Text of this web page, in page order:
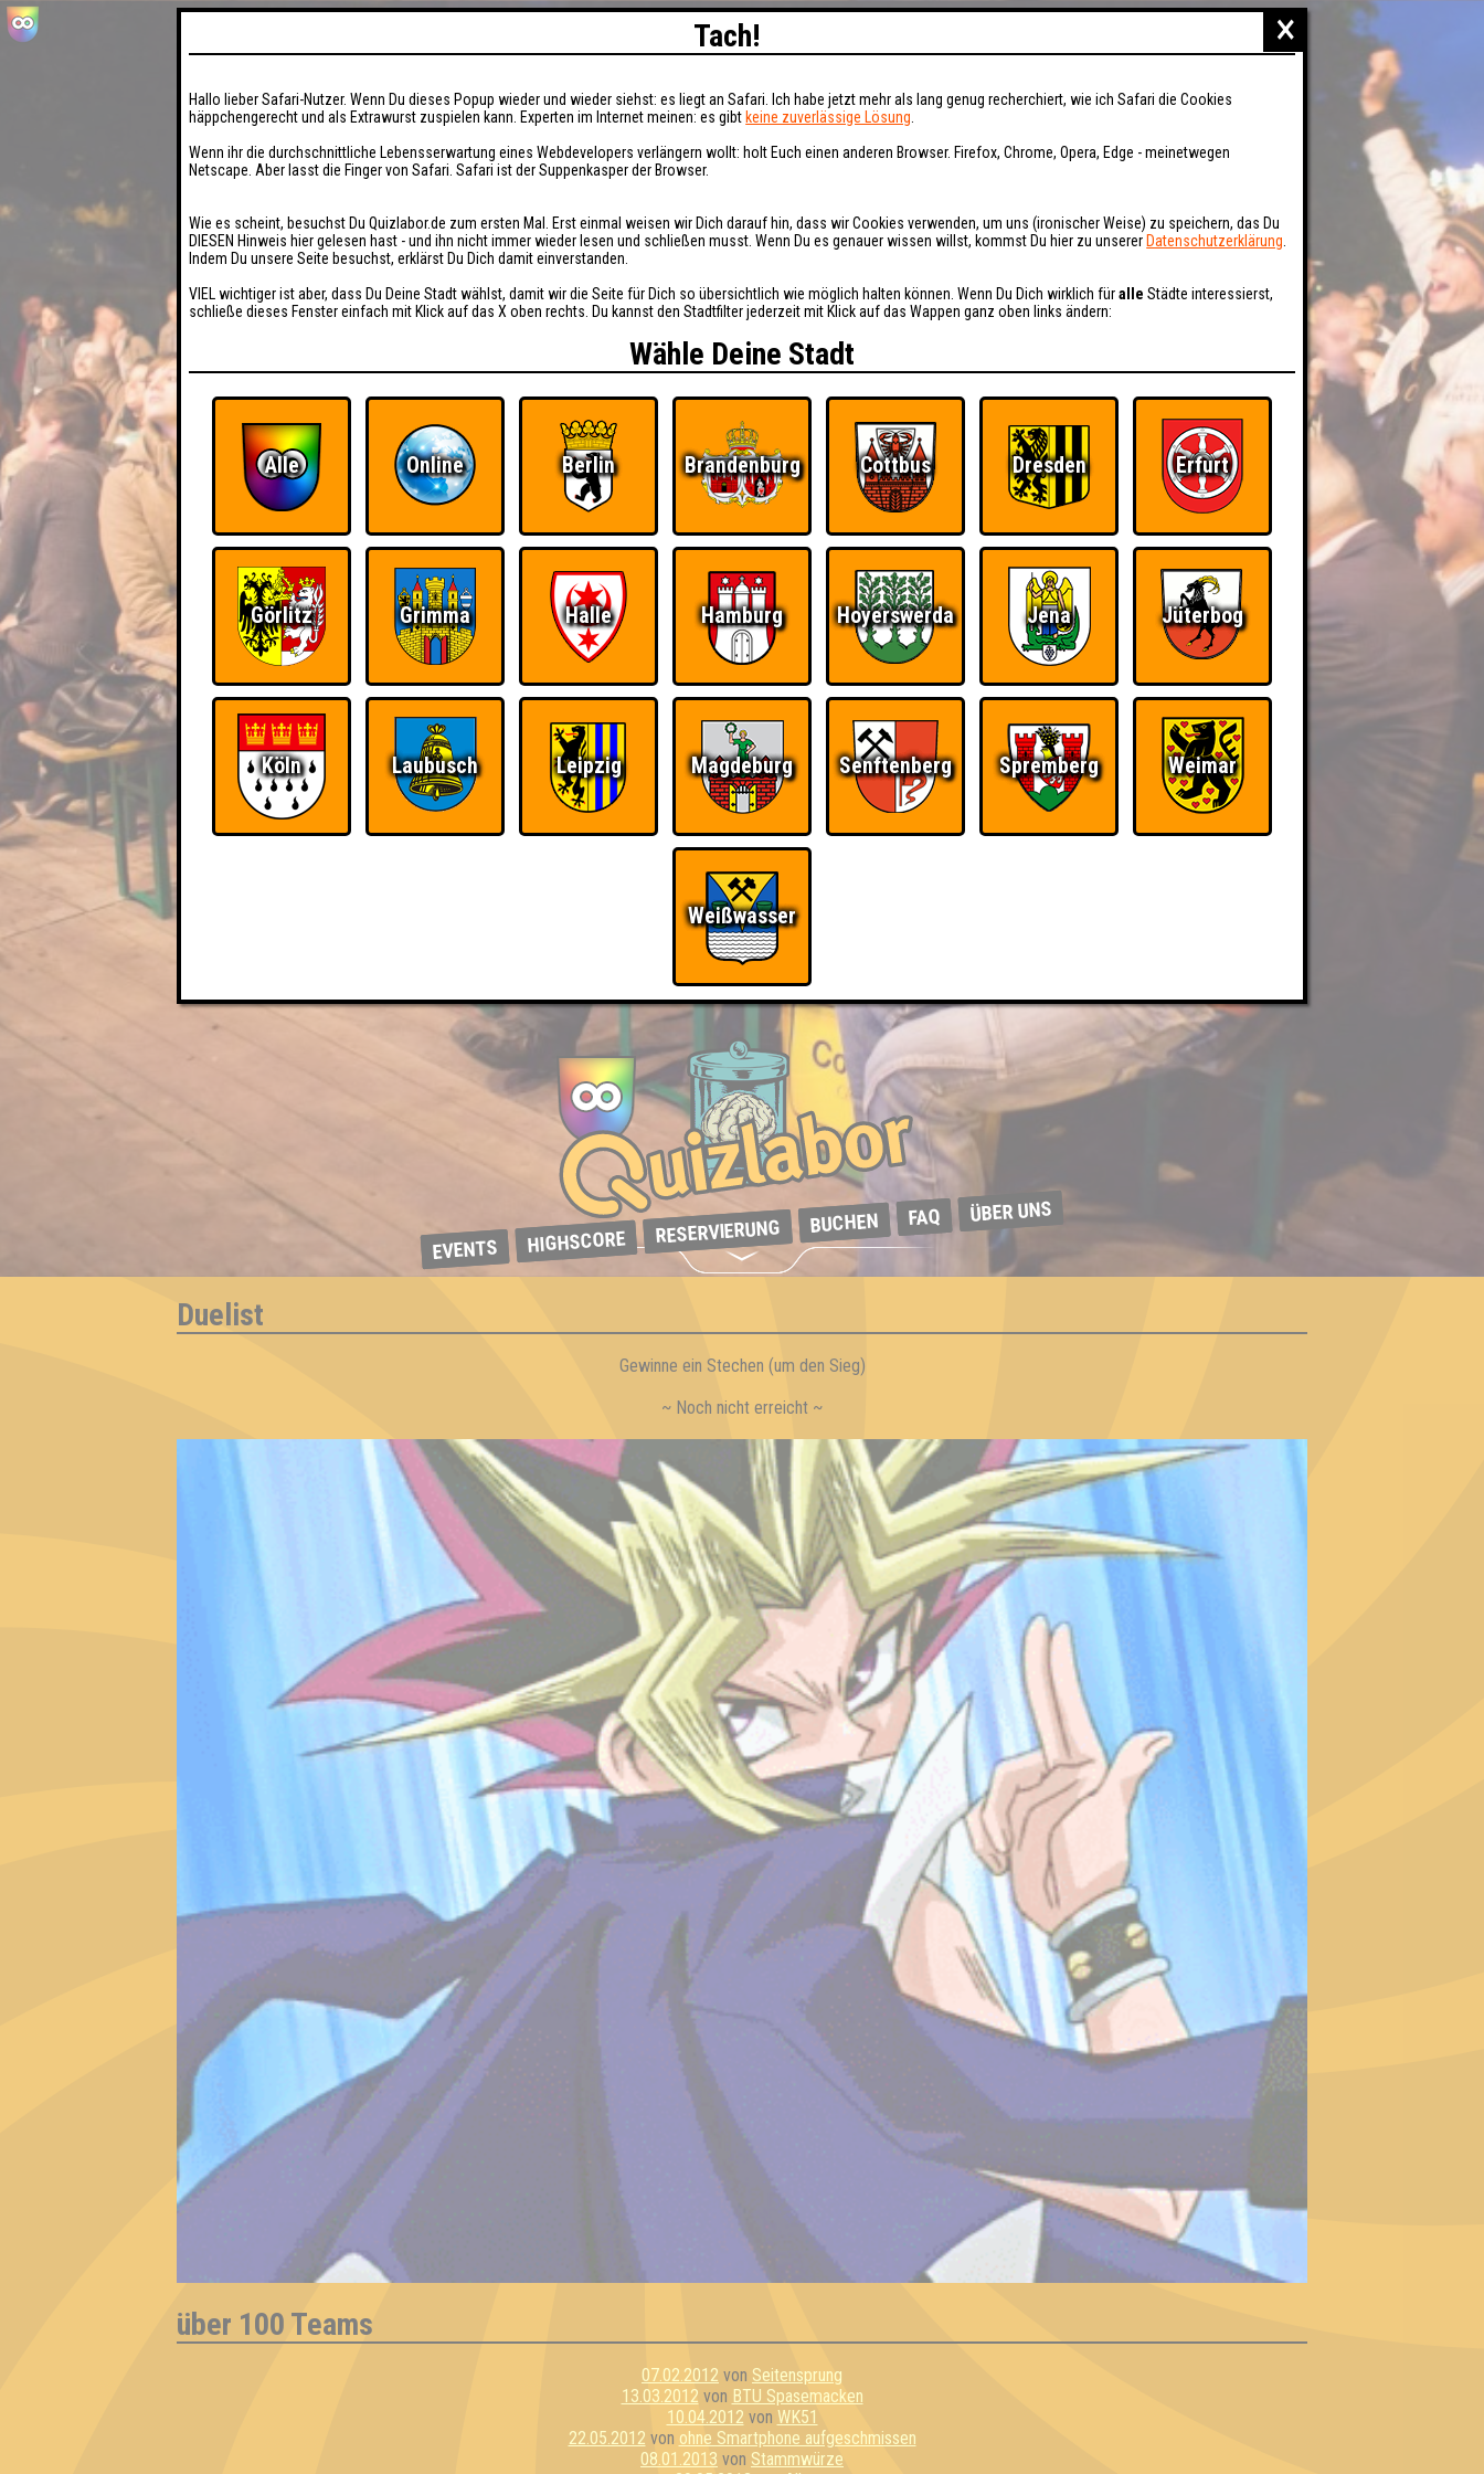
EVENTS HIGHSCORE RESERVIERUNG BUCHEN FAQ ÜBER UNS
Duelist
Gewinne ein Stechen (um den Sieg)
~ Noch nicht erreicht ~
über 100 Teams
07.02.2012 von Seitensprung
13.03.2012 von BTU Spasemacken
10.04.2012 von WK51
22.05.2012 von ohne Smartphone aufgeschmissen
08.01.2013 von Stammwürze
×
Tach!
Hallo lieber Safari-Nutzer. Wenn Du dieses Popup wieder und wieder siehst: es liegt an Safari. Ich habe jetzt mehr als lang genug recherchiert, wie ich Safari die Cookies
häppchengerecht und als Extrawurst zuspielen kann. Experten im Internet meinen: es gibt keine zuverlässige Lösung
Wenn ihr die durchschnittliche Lebensserwartung eines Webdevelopers verlängern wollt: holt Euch einen anderen Browser. Firefox, Chrome, Opera, Edge - meinetwegen
Netscape. Aber lasst die Finger von Safari. Safari ist der Suppenkasper der Browser.
Wie es scheint, besuchst Du Quizlabor.de zum ersten Mal. Erst einmal weisen wir Dich darauf hin, dass wir Cookies verwenden, um uns (ironischer Weise) zu speichern, das Du
DIESEN Hinweis hier gelesen hast - und ihn nicht immer wieder lesen und schließen musst. Wenn Du es genauer wissen willst, kommst Du hier zu unserer Datenschutzerklärung
Indem Du unsere Seite besuchst, erklärst Du Dich damit einverstanden.
VIEL wichtiger ist aber, dass Du Deine Stadt wählst, damit wir die Seite für Dich so übersichtlich wie möglich halten können. Wenn Du Dich wirklich füralle Städte interessierst,
schließe dieses Fenster einfach mit Klick auf das X oben rechts. Du kannst den Stadtfilter jederzeit mit Klick auf das Wappen ganz oben links ändern:
Wähle Deine Stadt
Alle Online Berlin Brandenburg Cottbus Dresden Erfurt
Görlitz Grimma Halle Hamburg Hoyerswerda Jena Jüterbog
Köln Laubusch Leipzig Magdeburg Senftenberg Spremberg Weimar
Weißwasser